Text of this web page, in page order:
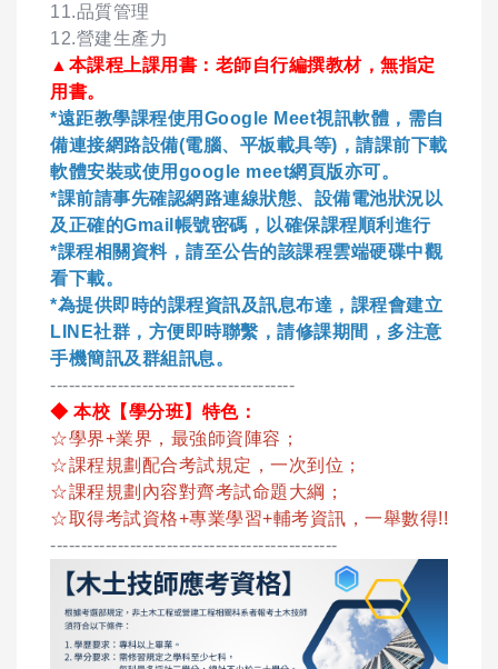
11.品質管理
12.營建生產力
▲本課程上課用書：老師自行編撰教材，無指定
用書。
*遠距教學課程使用Google Meet視訊軟體，需自
備連接網路設備(電腦、平板載具等)，請課前下載
軟體安裝或使用google meet網頁版亦可。
*課前請事先確認網路連線狀態、設備電池狀況以
及正確的Gmail帳號密碼，以確保課程順利進行
*課程相關資料，請至公告的該課程雲端硬碟中觀
看下載。
*為提供即時的課程資訊及訊息布達，課程會建立
LINE社群，方便即時聯繫，請修課期間，多注意
手機簡訊及群組訊息。
----------------------------------------
◆ 本校【學分班】特色：
☆學界+業界，最強師資陣容；
☆課程規劃配合考試規定，一次到位；
☆課程規劃內容對齊考試命題大綱；
☆取得考試資格+專業學習+輔考資訊，一舉數得!!
-----------------------------------------------